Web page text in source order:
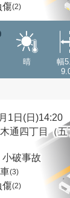
傷(2)
晴
幅
1日(日)14:20
通四丁目（
破事故
(3)
傷(2)